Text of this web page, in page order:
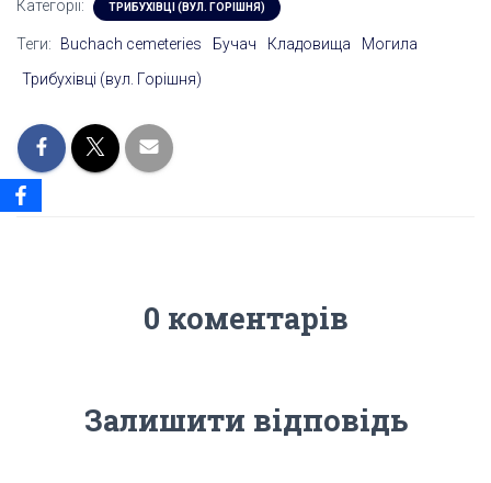
Категорії: ТРИБУХІВЦІ (ВУЛ. ГОРІШНЯ)
Теги: Buchach cemeteries Бучач Кладовища
Могила
Трибухівці (вул. Горішня)
0 коментарів
Залишити відповідь